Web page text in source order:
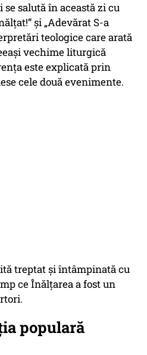
salută în această zi cu
și „Adevărat S-a
teologice care arată
vechime liturgică
este explicată prin
cele două evenimente.
treptat și întâmpinată cu
ce Înălțarea a fost un
populară